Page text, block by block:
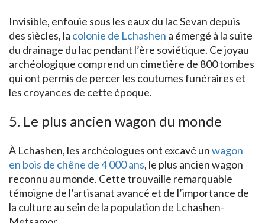
Invisible, enfouie sous les eaux du lac Sevan depuis
des siècles, la colonie de Lchashen a émergé à la suite
du drainage du lac pendant l’ère soviétique. Ce joyau
archéologique comprend un cimetière de 800 tombes
qui ont permis de percer les coutumes funéraires et
les croyances de cette époque.
5. Le plus ancien wagon du monde
À Lchashen, les archéologues ont excavé unwagon
en bois de chêne de 4 000 ans, le plus ancien wagon
reconnu au monde. Cette trouvaille remarquable
témoigne de l’artisanat avancé et de l’importance de
la culture au sein de la population de Lchashen-